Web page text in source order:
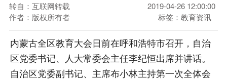
转自：互联网转载
2019-04-26 12:00:00
作者：版权所有者
标签：教育资讯
内蒙古全区教育大会日前在呼和浩特市召开，自治
区党委书记、人大常委会主任李纪恒出席并讲话。
自治区党委副书记、主席布小林主持第一次全体会